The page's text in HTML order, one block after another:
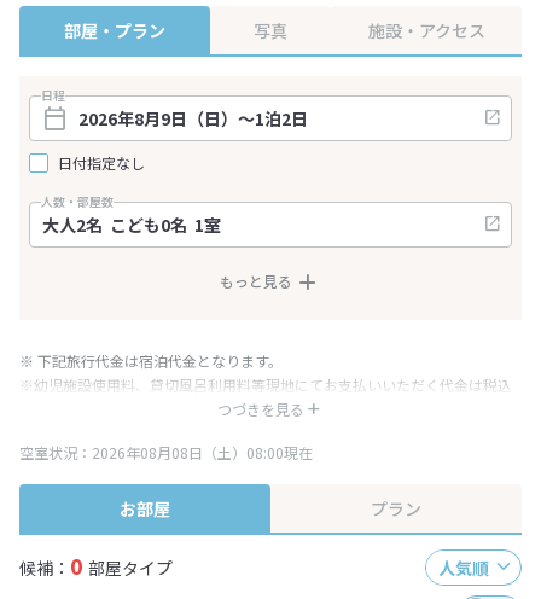
部屋・プラン 写真 施設・アクセス
日程
日付指定なし
人数・部屋数
もっと見る
つづきを見る
※ 下記旅行代金は宿泊代金となります。
※幼児施設使用料、貸切風呂利用料等現地にてお支払いいただく代金は税込
み表記となりますが、消費税増税に伴い代金が一部変更となる場合がござい
※表示されている旅行代金・プラン内容は一定時間ごとに更新されます。最
終確認画面でご確認ください。
空室状況：2026年08月08日（土）08:00現在
お部屋 プラン
候補： 0 部屋タイプ
人気順